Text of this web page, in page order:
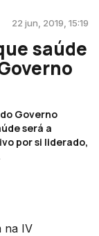
22 jun, 2019, 15:19
saúde
Governo
será a
por si liderado,
na IV